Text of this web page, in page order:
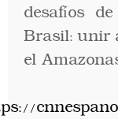
desafíos
Brasil: unir
el